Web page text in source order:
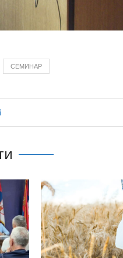
СЕМИНАР